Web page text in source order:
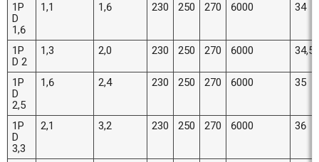
1P
D
1,6
1,1 1,6 230 250 270 6000 34
1P
D 2
1,3 2,0 230 250 270 6000 34,5
1P
D
2,5
1,6 2,4 230 250 270 6000 35
1P
D
3,3
2,1 3,2 230 250 270 6000 36